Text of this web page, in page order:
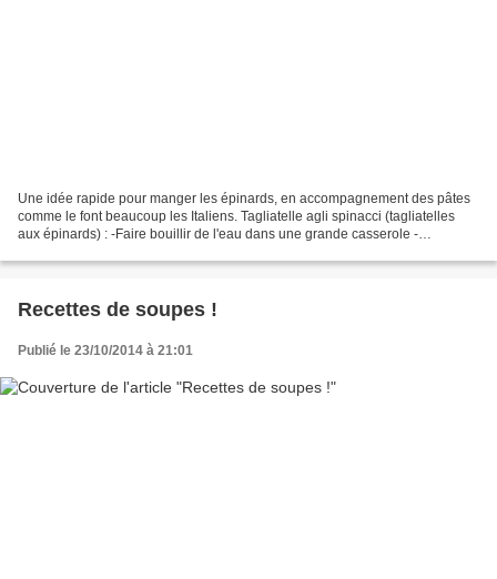
Une idée rapide pour manger les épinards, en accompagnement des pâtes
comme le font beaucoup les Italiens. Tagliatelle agli spinacci (tagliatelles
aux épinards) : -Faire bouillir de l'eau dans une grande casserole -
Recettes de soupes !
Publié le 23/10/2014 à 21:01